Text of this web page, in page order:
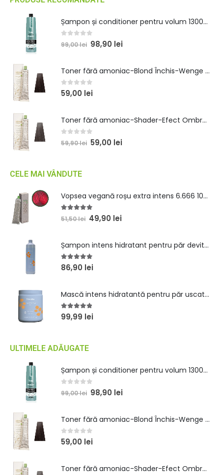
Șampon și conditioner pentru volum 1300ml
out of 5
99,00lei 98,90 lei
Toner fără amoniac-Blond Închis-Wenge 100ml
0out of 5
59,00 lei
Toner fără amoniac-Shader-Efect Ombre 100ml
out of 5
59,90lei 59,00 lei
CELE MAI VÂNDUTE
Vopsea vegană roșu extra intens 6.666 100 ml
out of 5
51,50lei 49,90 lei
Șampon intens hidratant pentru păr devitalizat 1000ml
5.00out of 5
86,90 lei
Mască intens hidratantă pentru păr uscat 1000ml
4.80out of 5
99,99 lei
ULTIMELE ADĂUGATE
Șampon și conditioner pentru volum 1300ml
out of 5
99,00lei 98,90 lei
Toner fără amoniac-Blond Închis-Wenge 100ml
0out of 5
59,00 lei
Toner fără amoniac-Shader-Efect Ombre 100ml